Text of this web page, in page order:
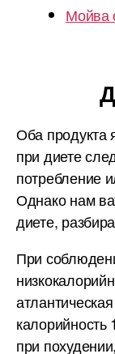
Мойва
Оба продукта
при диете
потребление
Однако нам
диете,
При
калорийность
при